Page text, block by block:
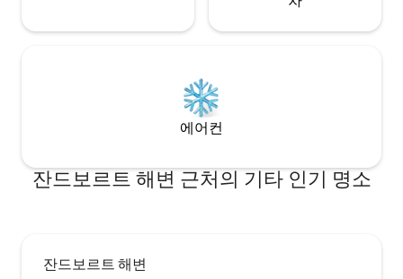
에어컨
잔드보르트 해변 근처의 기타 인기 명소
잔드보르트 해변